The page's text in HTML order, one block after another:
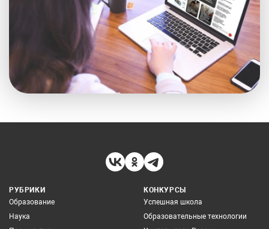
РУБРИКИ
Образование
Наука
КОНКУРСЫ
Успешная школа
Образовательные технологии